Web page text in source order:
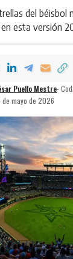
del
esta versión
Puello Mestre-
de mayo de 2026